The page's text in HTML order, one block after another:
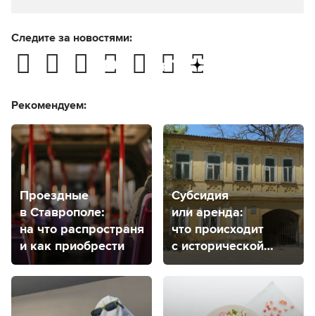
Следите за новостями:
Рекомендуем:
Проездные
в Ставрополе:
на что распространяется
и как приобрести
Субсидия
или аренда:
что происходит
с исторической
усадьбой
в Ставрополе?